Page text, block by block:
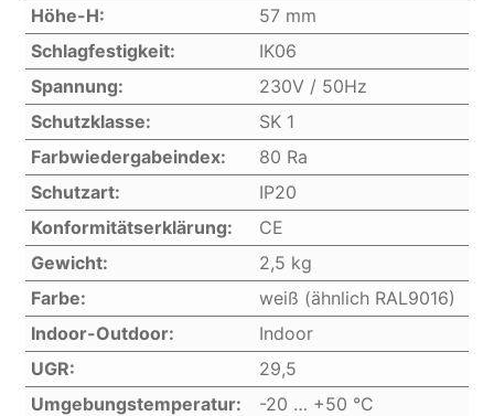
Höhe-H:
57 mm
Schlagfestigkeit:
IK06
Spannung:
230V / 50Hz
Schutzklasse:
SK 1
Farbwiedergabeindex:
80 Ra
Schutzart:
IP20
Konformitätserklärung:
CE
Gewicht:
2,5 kg
Farbe:
weiß (ähnlich RAL9016)
Indoor-Outdoor:
Indoor
UGR:
29,5
Umgebungstemperatur:
-20 … +50 °C